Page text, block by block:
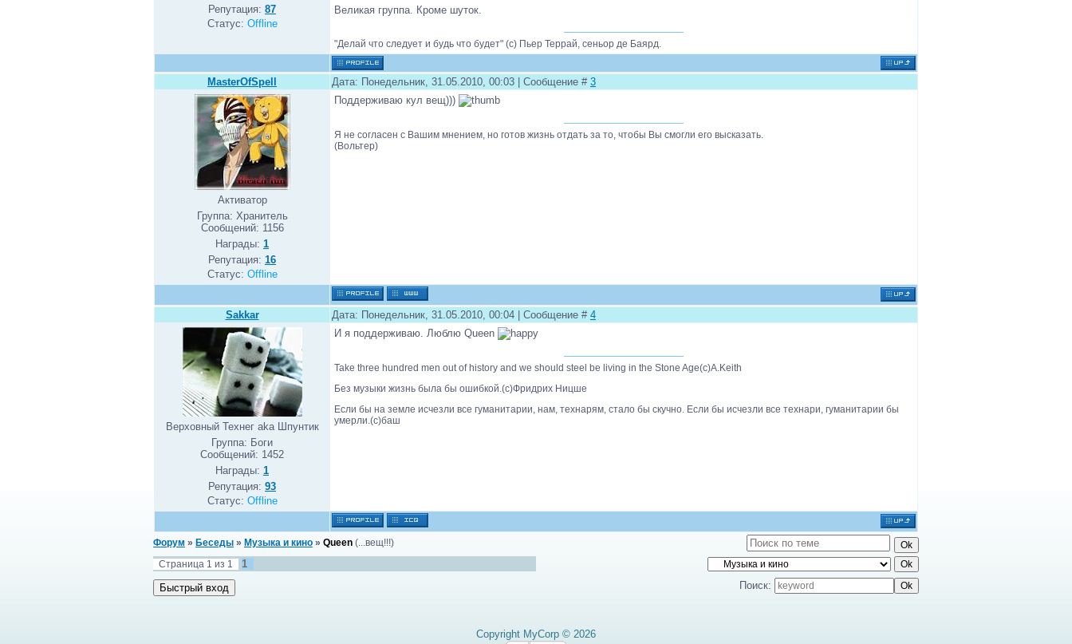
Репутация: 87
Статус: Offline
Великая группа. Кроме шуток.
"Делай что следует и будь что будет" (с) Пьер Террай, сеньор де Баярд.
MasterOfSpell Дата: Понедельник, 31.05.2010, 00:03 | Сообщение # 3
Активатор
Группа: Хранитель
Сообщений: 1156
Награды: 1
Репутация: 16
Статус: Offline
Поддерживаю кул вещ)))
Я не согласен с Вашим мнением, но готов жизнь отдать за то, чтобы Вы смогли его высказать.
(Вольтер)
Sakkar Дата: Понедельник, 31.05.2010, 00:04 | Сообщение # 4
Верховный Технег aka Шпунтик
Группа: Боги
Сообщений: 1452
Награды: 1
Репутация: 93
Статус: Offline
И я поддерживаю. Люблю Queen
Take three hundred men out of history and we should steel be living in the Stone Age(с)A.Keith
Без музыки жизнь была бы ошибкой.(с)Фридрих Ницше
Если бы на земле исчезли все гуманитарии, нам, технарям, стало бы скучно. Если бы исчезли все технари, гуманитарии бы
умерли.(с)баш
Форум » Беседы » Музыка и кино » Queen (...вещ!!!)
Страница 1 из 1
1
Поиск:
Copyright MyCorp © 2026